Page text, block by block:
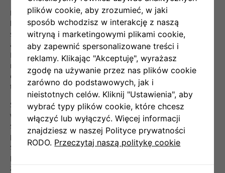
Podkreślamy jednak, że celem Senti-Bota nie jest
bezpośrednie porównywanie wyników z Bitcoinem.
strategia nie polega na biernym śledzeniu rynku, lecz na
aktywnym reagowaniu na zmiany emocji inwestorów.
Dążymy do ograniczania ryzyka i maksymalizowania zysków
niezależnie od kierunku, w jakim podąża rynek kryptowalut,
co wyróżnia nas na tle prostych strategii typu „kup i
trzymaj”.
Senti-Bot osiąga swoją skuteczność przede wszystkim dzięki
wyprzedzającemu zamykaniu pozycji przed przewidywanymi
spadkami kursu Bitcoina, które były dostrzegalne na
podstawie analizy emocji wyrażanych w mediach
społecznościowych. Potwierdzeniem skuteczności tego
podejścia są średnie wartości transakcji zakończonych
zyskiem i stratą:
plików cookie, aby zrozumieć, w jaki
sposób wchodzisz w interakcję z naszą
witryną i marketingowymi plikami cookie,
aby zapewnić spersonalizowane treści i
reklamy. Klikając "Akceptuję", wyrażasz
zgodę na używanie przez nas plików cookie
zarówno do podstawowych, jak i
nieistotnych celów. Kliknij "Ustawienia", aby
wybrać typy plików cookie, które chcesz
włączyć lub wyłączyć. Więcej informacji
znajdziesz w naszej Polityce prywatności
RODO. Przeczytaj naszą politykę cookie